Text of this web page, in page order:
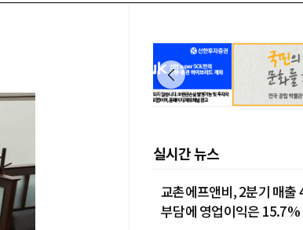
실시간 뉴스
교촌에프앤비, 2분기 매
부담에 영업이익은 15.7%